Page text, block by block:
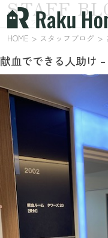
スタッフブログ
STAFF
HOME スタッフブログ
献血でできる人助け